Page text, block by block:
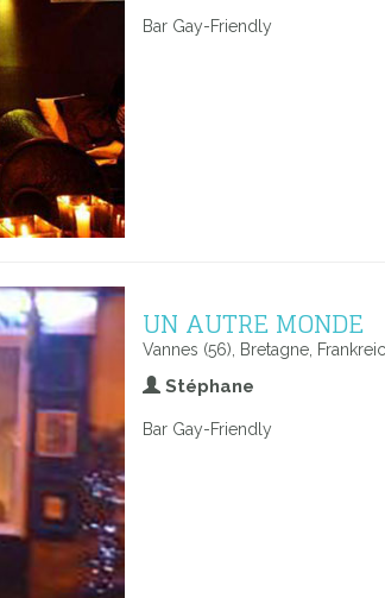
Bar Gay-Friendly
UN AUTRE MONDE
Vannes (56), Bretagne,
Stéphane
Bar Gay-Friendly